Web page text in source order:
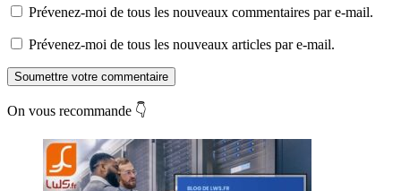
Prévenez-moi de tous les nouveaux commentaires par e-mail.
Prévenez-moi de tous les nouveaux articles par e-mail.
Soumettre votre commentaire
On vous recommande 👇